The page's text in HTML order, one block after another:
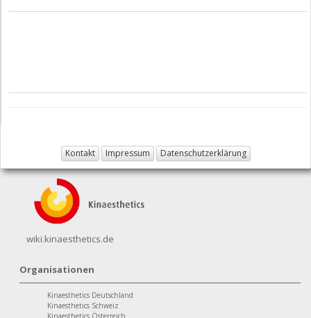
Kontakt Impressum Datenschutzerklärung
wiki.kinaesthetics.de
Organisationen
Kinaesthetics Deutschland
Kinaesthetics Schweiz
Kinaesthetics Österreich